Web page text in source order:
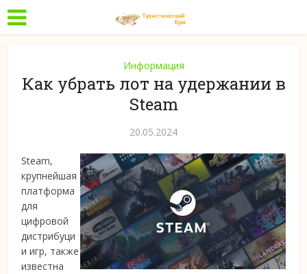
Информация
Как убрать лот на удержании в
Steam
20.05.2024
Steam,
крупнейшая
платформа
для
цифровой
дистрибуци
и игр, также
известна